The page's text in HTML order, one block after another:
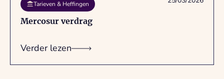
Tarieven & Heffingen
Mercosur verdrag
Verder lezen